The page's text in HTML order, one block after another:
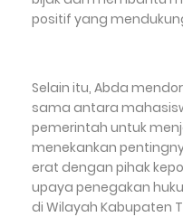
positif yang
Selain itu, Abda
sama antara
pemerintah untuk
menekankan
erat dengan pihak
upaya penegakan
di Wilayah Kabupaten